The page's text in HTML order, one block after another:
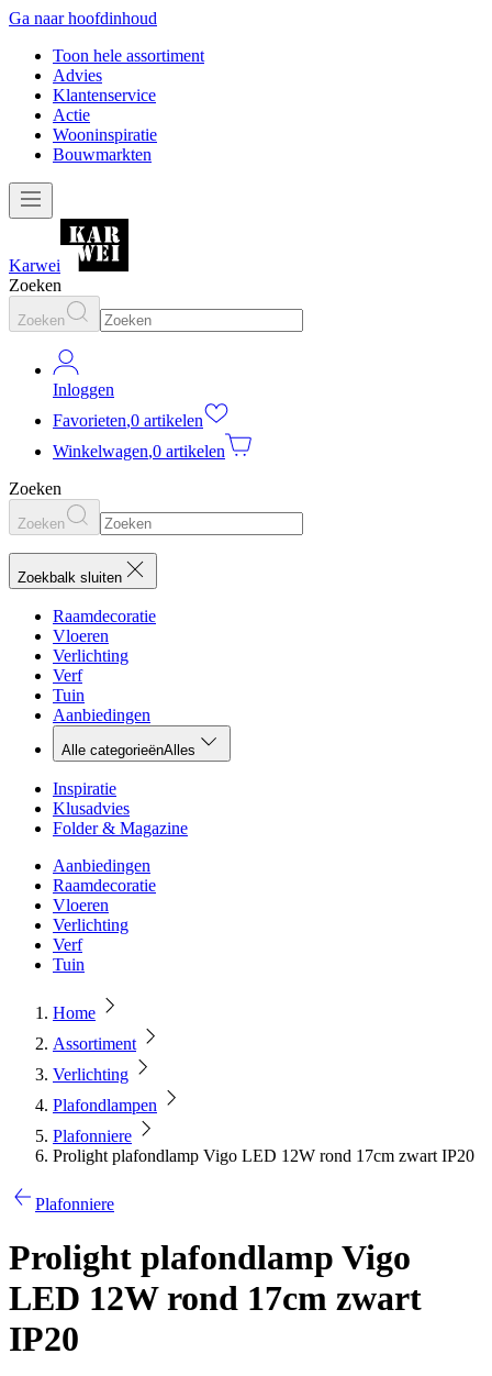
Ga naar hoofdinhoud
Toon hele assortiment
Advies
Klantenservice
Actie
Wooninspiratie
Bouwmarkten
Karwei
Zoeken
Zoeken
Inloggen
Favorieten,0 artikelen
Winkelwagen,0 artikelen
Zoeken
Zoeken
Zoekbalk sluiten
Raamdecoratie
Vloeren
Verlichting
Verf
Tuin
Aanbiedingen
Alle categorieënAlles
Inspiratie
Klusadvies
Folder & Magazine
Aanbiedingen
Raamdecoratie
Vloeren
Verlichting
Verf
Tuin
Home
Assortiment
Verlichting
Plafondlampen
Plafonniere
Prolight plafondlamp Vigo LED 12W rond 17cm zwart IP20
Plafonniere
Prolight plafondlamp Vigo
LED 12W rond 17cm zwart
IP20